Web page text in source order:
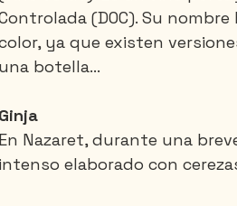
(DOC). Su
ya que existen
una botella...
Ginja
En Nazaret, durante una
intenso elaborado con